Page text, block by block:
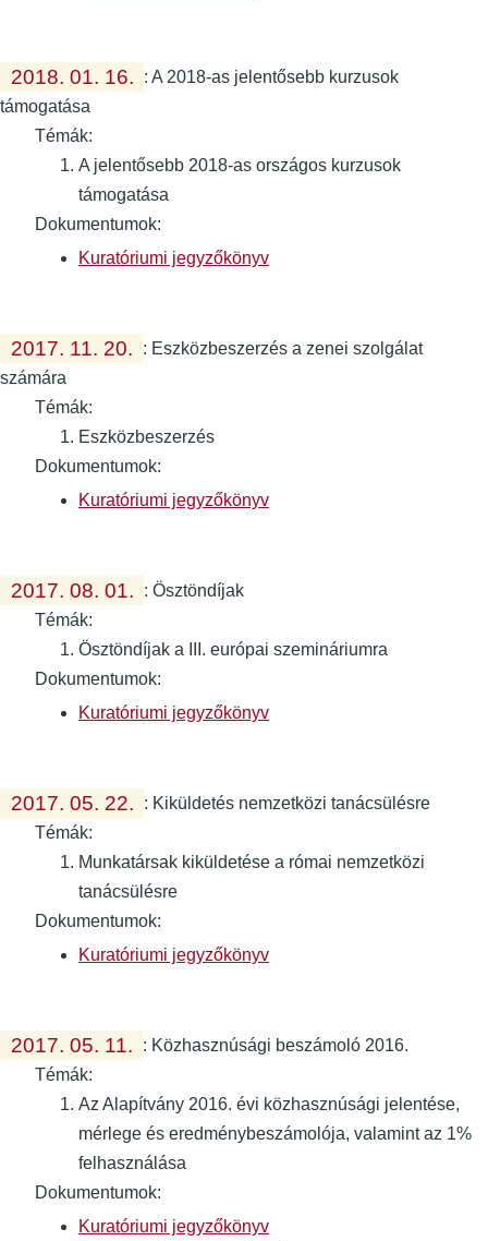
2018. 01. 16. :A 2018-as jelentősebb kurzusok
támogatása
Témák:
A jelentősebb 2018-as országos kurzusok
támogatása
Dokumentumok:
Kuratóriumi jegyzőkönyv
2017. 11. 20. : Eszközbeszerzés a zenei szolgálat
számára
Témák:
Eszközbeszerzés
Dokumentumok:
Kuratóriumi jegyzőkönyv
2017. 08. 01. :Ösztöndíjak
Témák:
Ösztöndíjak a III. európai szemináriumra
Dokumentumok:
Kuratóriumi jegyzőkönyv
2017. 05. 22. : Kiküldetés nemzetközi tanácsülésre
Témák:
Munkatársak kiküldetése a római nemzetközi
tanácsülésre
Dokumentumok:
Kuratóriumi jegyzőkönyv
2017. 05. 11. : Közhasznúsági beszámoló 2016.
Témák:
Az Alapítvány 2016. évi közhasznúsági jelentése,
mérlege és eredménybeszámolója, valamint az 1%
felhasználása
Dokumentumok:
Kuratóriumi jegyzőkönyv